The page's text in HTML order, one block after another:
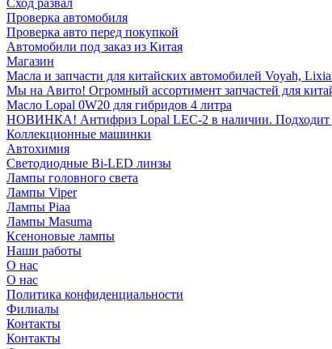
Сход развал
Проверка автомобиля
Проверка авто перед покупкой
Автомобили под заказ из Китая
Магазин
Масла и запчасти для китайских автомобилей Voyah,
Мы на Авито! Огромный ассортимент запчастей для
Масло Lopal 0W20 для гибридов 4 литра
НОВИНКА! Антифриз Lopal LEC-2 в наличии. Подходит
Коллекционные машинки
Автохимия
Светодиодные Bi-LED линзы
Лампы головного света
Лампы Viper
Лампы Piaa
Лампы Masuma
Ксеноновые лампы
Наши работы
О нас
О нас
Политика конфиденциальности
Филиалы
Контакты
Контакты